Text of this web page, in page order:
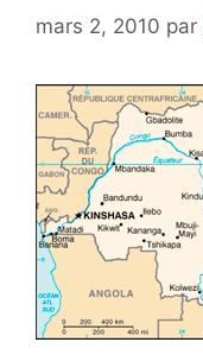
mars 2, 2010 par